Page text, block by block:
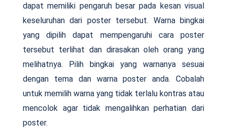
dapat memiliki pengaruh besar pada kesan visual
keseluruhan dari poster tersebut. Warna bingkai
yang dipilih dapat mempengaruhi cara poster
tersebut terlihat dan dirasakan oleh orang yang
melihatnya. Pilih bingkai yang warnanya sesuai
dengan tema dan warna poster anda. Cobalah
untuk memilih warna yang tidak terlalu kontras atau
mencolok agar tidak mengalihkan perhatian dari
poster.